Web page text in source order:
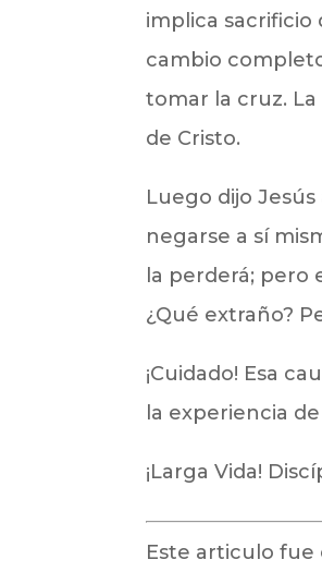
implica sacrificio
cambio
tomar la cruz.
de Cristo.
Luego dijo
negarse a sí
la perderá; pero
¿Qué extraño?
¡Cuidado! Esa
la experiencia
¡Larga Vida!
Este articulo fue